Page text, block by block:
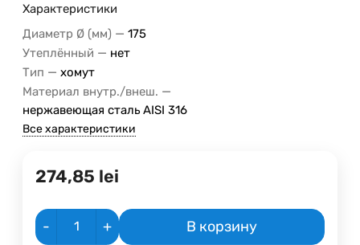
Характеристики
Диаметр Ø (мм) — 175
Утеплённый — нет
Тип — хомут
Материал внутр./внеш. —
нержавеющая сталь AISI 316
Все характеристики
274,85 lei
- + В корзину